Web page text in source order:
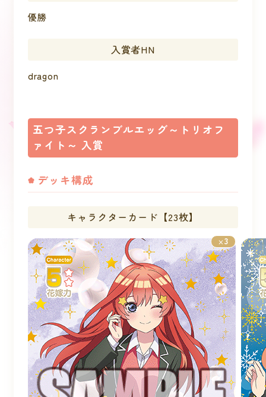
優勝
入賞者HN
dragon
五つ子スクランブルエッグ～トリオフ
ァイト～ 入賞
デッキ構成
キャラクターカード【23枚】
×3